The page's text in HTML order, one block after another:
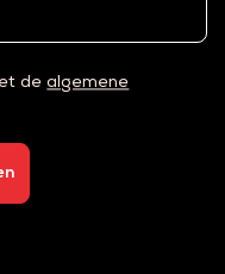
dealgemene